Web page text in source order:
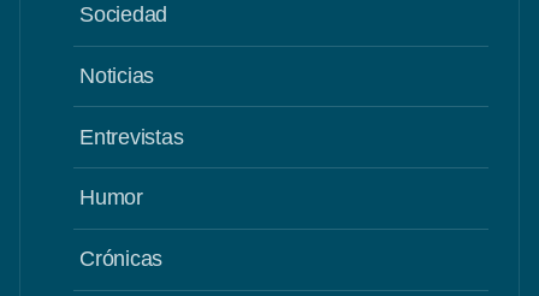
Sociedad
Noticias
Entrevistas
Humor
Crónicas